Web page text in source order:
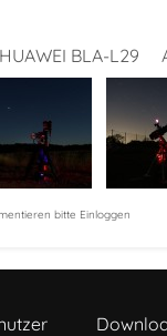
HUAWEI BLA-L29
bitte Einloggen